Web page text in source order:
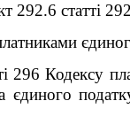
292.6 статті
296 Кодексу
єдиного